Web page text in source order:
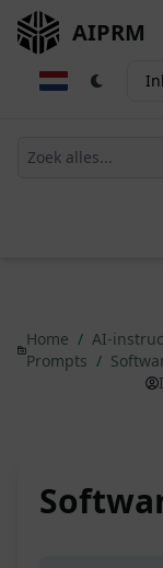
AIPRM
Home / AI-
Prompts /